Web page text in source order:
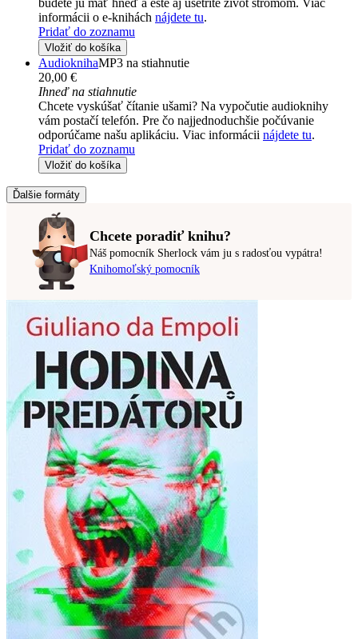
budete ju mať hneď a ešte aj ušetríte život stromom. Viac
informácii o e-knihách nájdete tu.
Pridať do zoznamu
Vložiť do košíka
AudioknihaMP3 na stiahnutie
20,00 €
Ihneď na stiahnutie
Chcete vyskúšať čítanie ušami? Na vypočutie audioknihy
vám postačí telefón. Pre čo najjednoduchšie počúvanie
odporúčame našu aplikáciu. Viac informácii nájdete tu.
Pridať do zoznamu
Vložiť do košíka
Ďalšie formáty
Chcete poradiť knihu?
Náš pomocník Sherlock vám ju s radosťou vypátra!
Knihomoľský pomocník